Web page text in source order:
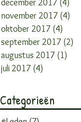
december 2017 (4)
november 2017 (4)
oktober 2017 (4)
september 2017 (2)
augustus 2017 (1)
juli 2017 (4)
Categorieën